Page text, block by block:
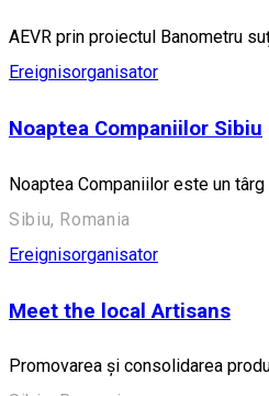
AEVR prin proiectul Banometru
Ereignisorganisator
Noaptea Companiilor Sibiu
Noaptea Companiilor este un
Sibiu, Romania
Ereignisorganisator
Meet the local Artisans
Promovarea și consolidarea